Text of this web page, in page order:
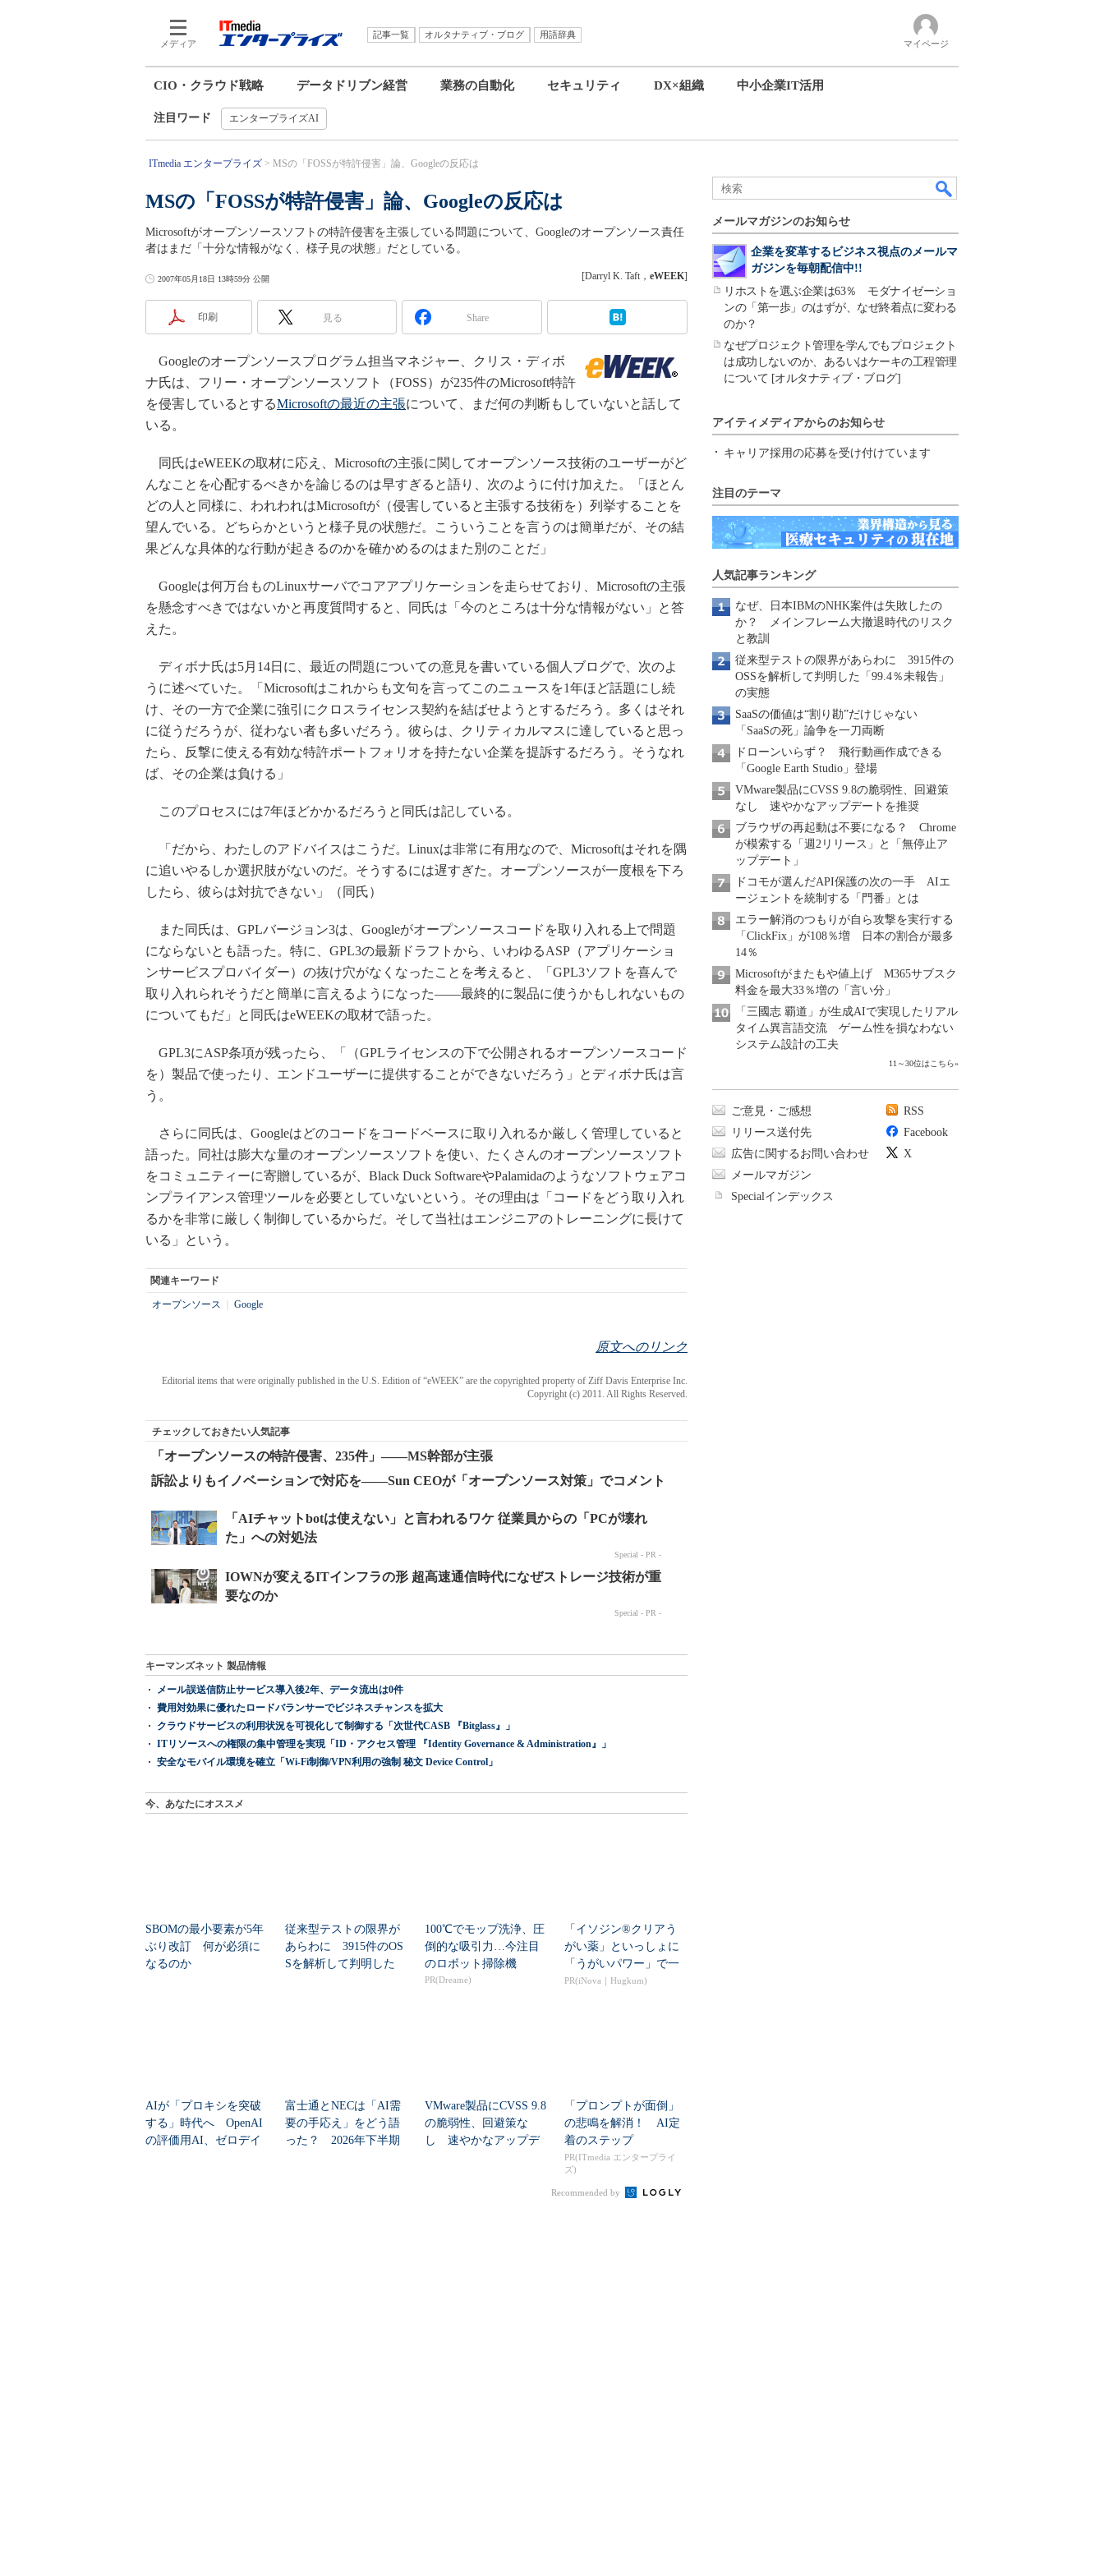
メディア
記事一覧 オルタナティブ・ブログ
用語辞典
マイページ
CIO・クラウド戦略 データドリブン経営 業務の自動化 セキュリティ DX×組織 中小企業IT活用
注目ワード エンタープライズAI
ITmedia エンタープライズ MSの「FOSSが特許侵害」論、Googleの反応は
MSの「FOSSが特許侵害」論、Googleの反応は
Microsoftがオープンソースソフトの特許侵害を主張している問題について、Googleのオープンソース責任
者はまだ「十分な情報がなく、様子見の状態」だとしている。
2007年05月18日 13時59分 公開 [Darryl K. Taft， eWEEK]
印刷 見る Share
Googleのオープンソースプログラム担当マネジャー、クリス・ディボ
ナ氏は、フリー・オープンソースソフト（FOSS）が235件のMicrosoft特許
を侵害しているとするMicrosoftの最近の主張について、まだ何の判断もしていないと話して
いる。
同氏はeWEEKの取材に応え、Microsoftの主張に関してオープンソース技術のユーザーがど
んなことを心配するべきかを論じるのは早すぎると語り、次のように付け加えた。「ほとん
どの人と同様に、われわれはMicrosoftが（侵害していると主張する技術を）列挙することを
望んでいる。どちらかというと様子見の状態だ。こういうことを言うのは簡単だが、その結
果どんな具体的な行動が起きるのかを確かめるのはまた別のことだ」
Googleは何万台ものLinuxサーバでコアアプリケーションを走らせており、Microsoftの主張
を懸念すべきではないかと再度質問すると、同氏は「今のところは十分な情報がない」と答
えた。
ディボナ氏は5月14日に、最近の問題についての意見を書いている個人ブログで、次のよ
うに述べていた。「Microsoftはこれからも文句を言ってこのニュースを1年ほど話題にし続
け、その一方で企業に強引にクロスライセンス契約を結ばせようとするだろう。多くはそれ
に従うだろうが、従わない者も多いだろう。彼らは、クリティカルマスに達していると思っ
たら、反撃に使える有効な特許ポートフォリオを持たない企業を提訴するだろう。そうなれ
ば、その企業は負ける」
このプロセスには7年ほどかかるだろうと同氏は記している。
「だから、わたしのアドバイスはこうだ。Linuxは非常に有用なので、Microsoftはそれを隅
に追いやるしか選択肢がないのだ。そうするには遅すぎた。オープンソースが一度根を下ろ
したら、彼らは対抗できない」（同氏）
また同氏は、GPLバージョン3は、Googleがオープンソースコードを取り入れる上で問題
にならないとも語った。特に、GPL3の最新ドラフトから、いわゆるASP（アプリケーショ
ンサービスプロバイダー）の抜け穴がなくなったことを考えると、「GPL3ソフトを喜んで
取り入れられそうだと簡単に言えるようになった――最終的に製品に使うかもしれないもの
についてもだ」と同氏はeWEEKの取材で語った。
GPL3にASP条項が残ったら、「（GPLライセンスの下で公開されるオープンソースコード
を）製品で使ったり、エンドユーザーに提供することができないだろう」とディボナ氏は言
う。
さらに同氏は、Googleはどのコードをコードベースに取り入れるか厳しく管理していると
語った。同社は膨大な量のオープンソースソフトを使い、たくさんのオープンソースソフト
をコミュニティーに寄贈しているが、Black Duck SoftwareやPalamidaのようなソフトウェアコ
ンプライアンス管理ツールを必要としていないという。その理由は「コードをどう取り入れ
るかを非常に厳しく制御しているからだ。そして当社はエンジニアのトレーニングに長けて
いる」という。
関連キーワード
オープンソース Google
原文へのリンク
Editorial items that were originally published in the U.S. Edition of “eWEEK” are the copyrighted property of Ziff Davis Enterprise Inc.
Copyright (c) 2011. All Rights Reserved.
チェックしておきたい人気記事
「オープンソースの特許侵害、235件」――MS幹部が主張
訴訟よりもイノベーションで対応を――Sun CEOが「オープンソース対策」でコメント
キーマンズネット 製品情報
メール誤送信防止サービス導入後2年、データ流出は0件
費用対効果に優れたロードバランサーでビジネスチャンスを拡大
クラウドサービスの利用状況を可視化して制御する「次世代CASB 『Bitglass』」
ITリソースへの権限の集中管理を実現「ID・アクセス管理 『Identity Governance & Administration』」
安全なモバイル環境を確立「Wi-Fi制御/VPN利用の強制 秘文 Device Control」
今、あなたにオススメ
SBOMの最小要素が5年
ぶり改訂 何が必須に
なるのか
従来型テストの限界が
あらわに 3915件のOS
Sを解析して判明した
100℃でモップ洗浄、圧
倒的な吸引力…今注目
のロボット掃除機
PR(Dreame)
「イソジン®クリアう
がい薬」といっしょに
「うがいパワー」で一
年中！ 健やか
PR(iNova｜Hugkum)
AIが「プロキシを突破
する」時代へ OpenAI
の評価用AI、ゼロデイ
富士通とNECは「AI需
要の手応え」をどう語
った？ 2026年下半期
VMware製品にCVSS 9.8
の脆弱性、回避策な
し 速やかなアップデ
「プロンプトが面倒」
の悲鳴を解消！ AI定
着のステップ
PR(ITmedia エンタープライ
ズ)
Recommended by
メールマガジンのお知らせ
企業を変革するビジネス視点のメールマ
ガジンを毎朝配信中!!
リホストを選ぶ企業は63％ モダナイゼーショ
ンの「第一歩」のはずが、なぜ終着点に変わる
のか？
なぜプロジェクト管理を学んでもプロジェクト
は成功しないのか、あるいはケーキの工程管理
について [オルタナティブ・ブログ]
アイティメディアからのお知らせ
キャリア採用の応募を受け付けています
注目のテーマ
人気記事ランキング
なぜ、日本IBMのNHK案件は失敗したの
か？ メインフレーム大撤退時代のリスク
と教訓
従来型テストの限界があらわに 3915件の
OSSを解析して判明した「99.4％未報告」
の実態
SaaSの価値は“割り勘”だけじゃない
「SaaSの死」論争を一刀両断
ドローンいらず？ 飛行動画作成できる
「Google Earth Studio」登場
VMware製品にCVSS 9.8の脆弱性、回避策
なし 速やかなアップデートを推奨
ブラウザの再起動は不要になる？ Chrome
が模索する「週2リリース」と「無停止ア
ップデート」
ドコモが選んだAPI保護の次の一手 AIエ
ージェントを統制する「門番」とは
エラー解消のつもりが自ら攻撃を実行する
「ClickFix」が108％増 日本の割合が最多
14％
Microsoftがまたもや値上げ M365サブスク
料金を最大33％増の「言い分」
「三國志 覇道」が生成AIで実現したリアル
タイム異言語交流 ゲーム性を損なわない
システム設計の工夫
11～30位はこちら»
ご意見・ご感想
リリース送付先
広告に関するお問い合わせ
メールマガジン
Specialインデックス
RSS
Facebook
X